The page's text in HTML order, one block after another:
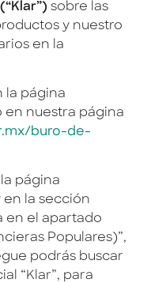
sobre las
y nuestro
en la
la página
en nuestra página
buro-de-
página
en la sección
en el apartado
Populares)”,
podrás buscar
“Klar”, para